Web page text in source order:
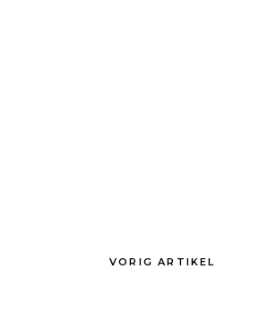
VORIG ARTIKEL